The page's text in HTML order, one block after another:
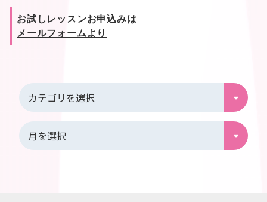
お試しレッスンお申込みは
メールフォームより